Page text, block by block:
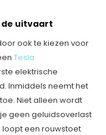
uitvaart
ook te kiezen voor
Tesla
elektrische
Inmiddels neemt het
Niet alleen wordt
geen geluidsoverlast
loopt een rouwstoet